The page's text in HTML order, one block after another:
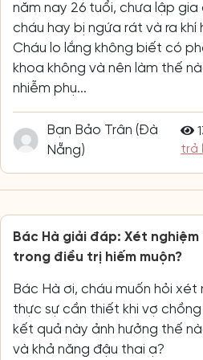
năm nay 26 tuổi, chưa lập gia
cháu hay bị ngứa rát và ra khí
Cháu lo lắng không biết có
khoa không và nên làm thế
nhiễm phụ...
Bạn Bảo Trân (Đà
Nẵng)
trả
Bác Hà giải đáp: Xét
trong điều trị hiếm muộn?
Bác Hà ơi, cháu muốn hỏi xét
thực sự cần thiết khi vợ
kết quả này ảnh hưởng thế
và khả năng đậu thai ạ?